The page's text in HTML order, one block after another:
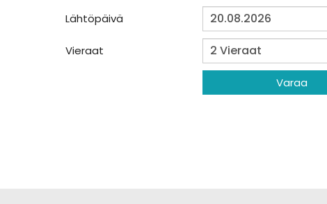
Lähtöpäivä
Vieraat
Varaa